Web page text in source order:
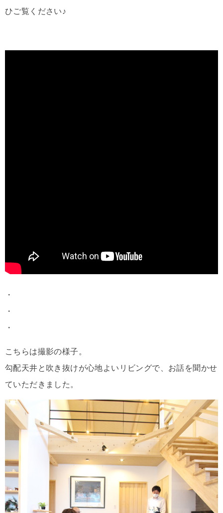
ひご覧ください♪
・
・
・
こちらは撮影の様子。
勾配天井と吹き抜けが心地よいリビングで、お話を聞かせ
ていただきました。